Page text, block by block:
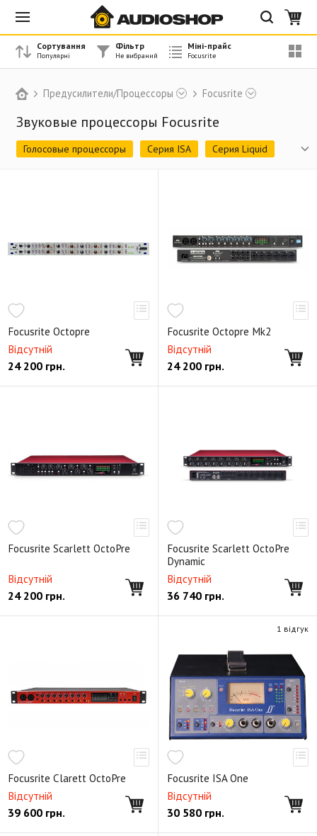
Предусилители/Процессоры Focusrite
Звуковые процессоры Focusrite
Голосовые процессоры Серия ISA
Серия Liquid
Focusrite Octopre
Відсутній
24 200 грн.
Focusrite Octopre Mk2
Відсутній
24 200 грн.
Focusrite Scarlett OctoPre
Відсутній
24 200 грн.
Focusrite Scarlett OctoPre
Dynamic
Відсутній
36 740 грн.
Focusrite Clarett OctoPre
Відсутній
39 600 грн.
Focusrite ISA One
Відсутній
30 580 грн.
1 відгук
Сортування Фільтр Міні-прайс